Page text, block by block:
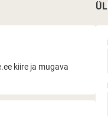
kiire ja mugava